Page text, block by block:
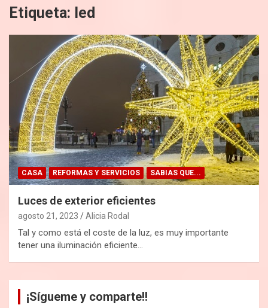
Etiqueta: led
CASA REFORMAS Y SERVICIOS SABIAS QUE...
Luces de exterior eficientes
agosto 21, 2023 Alicia Rodal
Tal y como está el coste de la luz, es muy importante
tener una iluminación eficiente…
¡Sígueme y comparte!!